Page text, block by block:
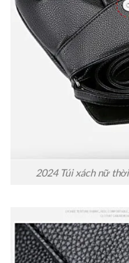
2024 Túi xách nữ